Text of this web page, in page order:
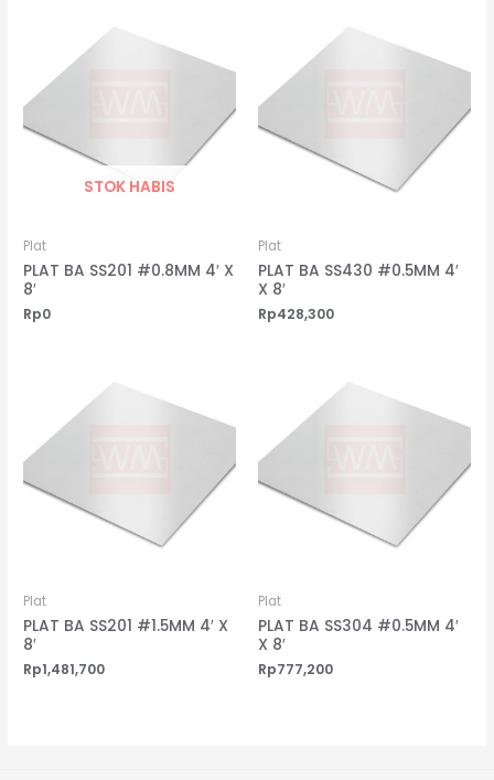
STOK HABIS
Plat
PLAT BA SS201 #0.8MM 4′ X
8′
Rp0
Plat
PLAT BA SS430 #0.5MM 4′
X 8′
Rp428,300
Plat
PLAT BA SS201 #1.5MM 4′ X
8′
Rp1,481,700
Plat
PLAT BA SS304 #0.5MM 4′
X 8′
Rp777,200